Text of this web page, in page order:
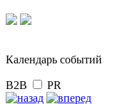
Календарь событий
B2B PR